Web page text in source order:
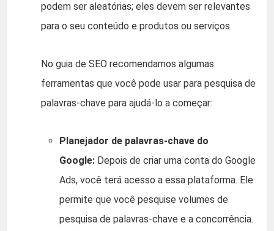
podem ser aleatórias; eles devem ser relevantes
para o seu conteúdo e produtos ou serviços.
No guia de SEO recomendamos algumas
ferramentas que você pode usar para pesquisa de
palavras-chave para ajudá-lo a começar:
Planejador de palavras-chave do
Google: Depois de criar uma conta do Google
Ads, você terá acesso a essa plataforma. Ele
permite que você pesquise volumes de
pesquisa de palavras-chave e a concorrência.